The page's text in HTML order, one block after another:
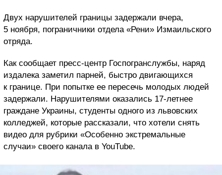
Двух нарушителей границы задержали вчера,
5 ноября, пограничники отдела «Рени» Измаильского
отряда.
Как сообщает пресс-центр Госпогранслужбы, наряд
издалека заметил парней, быстро двигающихся
к границе. При попытке ее пересечь молодых людей
задержали. Нарушителями оказались 17-летнее
граждане Украины, студенты одного из львовских
колледжей, которые рассказали, что хотели снять
видео для рубрики «Особенно экстремальные
случаи» своего канала в YouTube.